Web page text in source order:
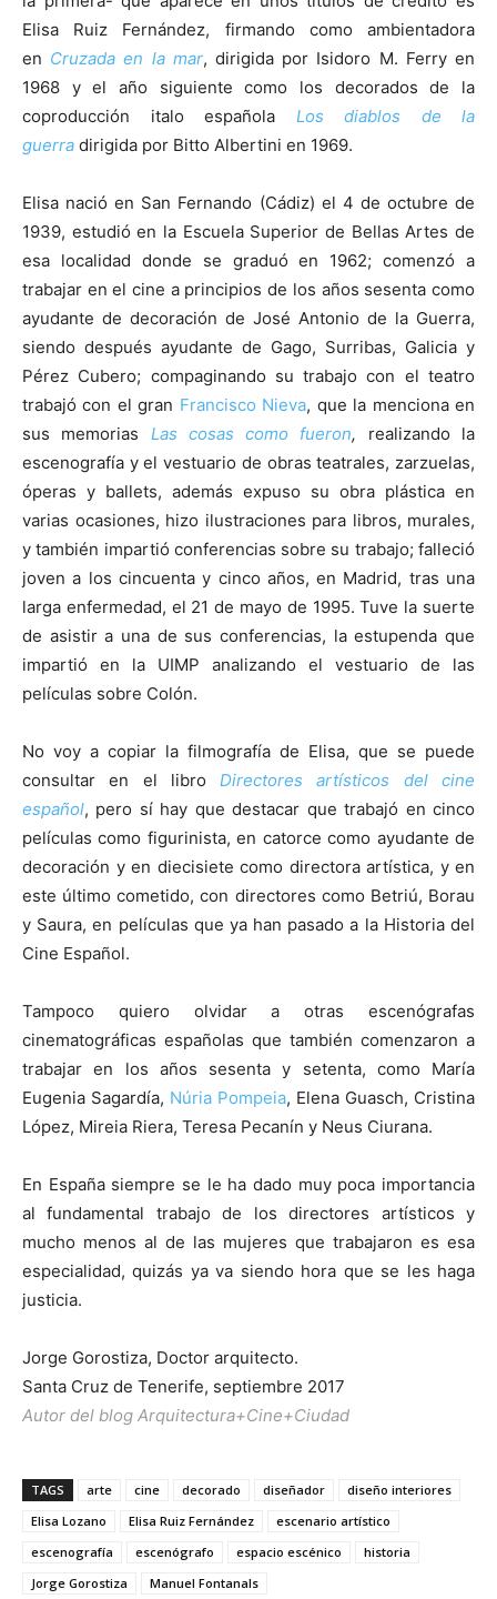
Elisa Ruiz Fernández, firmando como ambientadora
en Cruzada en la mar, dirigida por Isidoro M. Ferry en
1968 y el año siguiente como los decorados de la
coproducción italo española Los diablos de la
guerra dirigida por Bitto Albertini en 1969.
Elisa nació en San Fernando (Cádiz) el 4 de octubre de
1939, estudió en la Escuela Superior de Bellas Artes de
esa localidad donde se graduó en 1962; comenzó a
trabajar en el cine a principios de los años sesenta como
ayudante de decoración de José Antonio de la Guerra,
siendo después ayudante de Gago, Surribas, Galicia y
Pérez Cubero; compaginando su trabajo con el teatro
trabajó con el gran Francisco Nieva, que la menciona en
sus memorias Las cosas como fueron, realizando la
escenografía y el vestuario de obras teatrales, zarzuelas,
óperas y ballets, además expuso su obra plástica en
varias ocasiones, hizo ilustraciones para libros, murales,
y también impartió conferencias sobre su trabajo; falleció
joven a los cincuenta y cinco años, en Madrid, tras una
larga enfermedad, el 21 de mayo de 1995. Tuve la suerte
de asistir a una de sus conferencias, la estupenda que
impartió en la UIMP analizando el vestuario de las
películas sobre Colón.
No voy a copiar la filmografía de Elisa, que se puede
consultar en el libro Directores artísticos del cine
español, pero sí hay que destacar que trabajó en cinco
películas como figurinista, en catorce como ayudante de
decoración y en diecisiete como directora artística, y en
este último cometido, con directores como Betriú, Borau
y Saura, en películas que ya han pasado a la Historia del
Cine Español.
Tampoco quiero olvidar a otras escenógrafas
cinematográficas españolas que también comenzaron a
trabajar en los años sesenta y setenta, como María
Eugenia Sagardía, Núria Pompeia, Elena Guasch, Cristina
López, Mireia Riera, Teresa Pecanín y Neus Ciurana.
En España siempre se le ha dado muy poca importancia
al fundamental trabajo de los directores artísticos y
mucho menos al de las mujeres que trabajaron es esa
especialidad, quizás ya va siendo hora que se les haga
justicia.
Jorge Gorostiza, Doctor arquitecto.
Santa Cruz de Tenerife, septiembre 2017
Autor del blog Arquitectura+Cine+Ciudad
TAGS arte cine decorado diseñador
diseño interiores
Elisa Lozano
Elisa Ruiz Fernández
escenario artístico
escenografía
escenógrafo espacio escénico
historia
Jorge Gorostiza
Manuel Fontanals